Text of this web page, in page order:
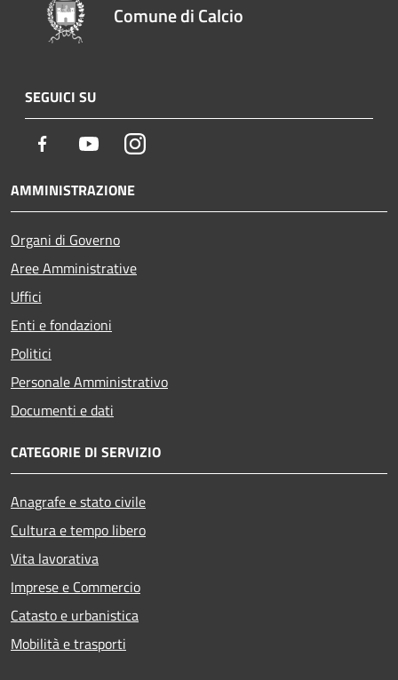
Comune di Calcio
SEGUICI SU
Facebook YoutubeInstagram
AMMINISTRAZIONE
Organi di Governo
Aree Amministrative
Uffici
Enti e fondazioni
Politici
Personale Amministrativo
Documenti e dati
CATEGORIE DI SERVIZIO
Anagrafe e stato civile
Cultura e tempo libero
Vita lavorativa
Imprese e Commercio
Catasto e urbanistica
Mobilità e trasporti